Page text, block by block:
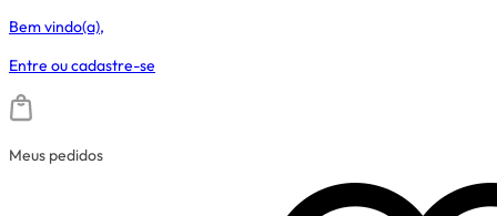
Bem vindo(a),
Entre oucadastre-se
Meus pedidos